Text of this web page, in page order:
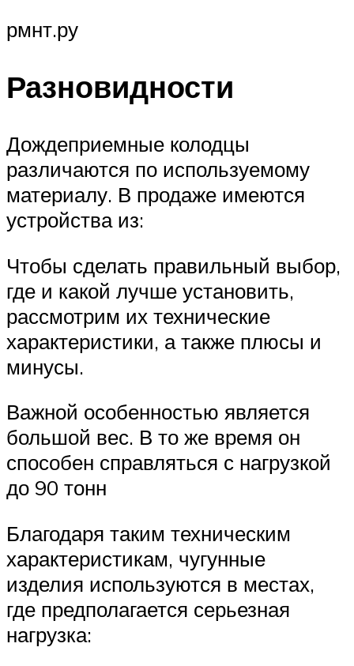
рмнт.ру
Разновидности
Дождеприемные колодцы
различаются по используемому
материалу. В продаже имеются
устройства из:
Чтобы сделать правильный выбор,
где и какой лучше установить,
рассмотрим их технические
характеристики, а также плюсы и
минусы.
Важной особенностью является
большой вес. В то же время он
способен справляться с нагрузкой
до 90 тонн
Благодаря таким техническим
характеристикам, чугунные
изделия используются в местах,
где предполагается серьезная
нагрузка: